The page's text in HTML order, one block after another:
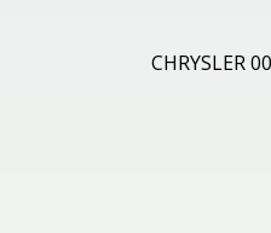
CHRYSLER